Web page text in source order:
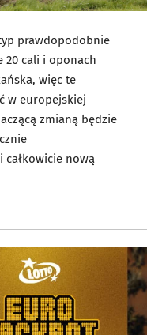
prawdopodobnie
20 cali i oponach
więc te
w europejskiej
zmianą będzie
nową